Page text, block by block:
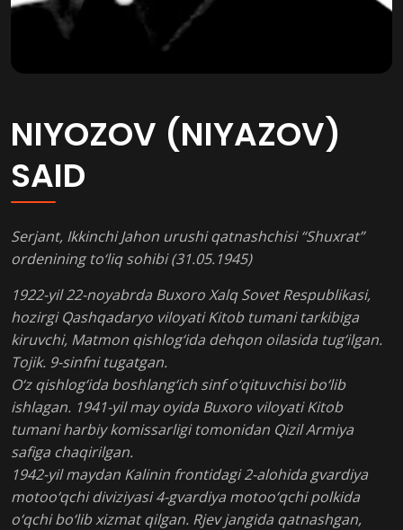
NIYOZOV (NIYAZOV)
SAID
Serjant, Ikkinchi Jahon urushi qatnashchisi “Shuxrat”
ordenining to‘liq sohibi (31.05.1945)
1922-yil 22-noyabrda Buxoro Xalq Sovet Respublikasi,
hozirgi Qashqadaryo viloyati Kitob tumani tarkibiga
kiruvchi, Matmon qishlog‘ida dehqon oilasida tug‘ilgan.
Tojik. 9-sinfni tugatgan.
O‘z qishlog‘ida boshlang‘ich sinf o‘qituvchisi bo‘lib
ishlagan. 1941-yil may oyida Buxoro viloyati Kitob
tumani harbiy komissarligi tomonidan Qizil Armiya
safiga chaqirilgan.
1942-yil maydan Kalinin frontidagi 2-alohida gvardiya
motoo‘qchi diviziyasi 4-gvardiya motoo‘qchi polkida
o‘qchi bo‘lib xizmat qilgan. Rjev jangida qatnashgan,